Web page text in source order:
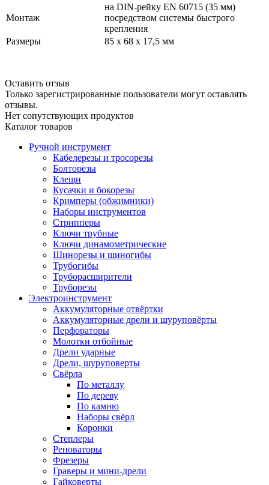
Монтаж
на DIN-рейку EN 60715 (35 мм)
посредством системы быстрого
крепления
Размеры
85 x 68 x 17,5 мм
Оставить отзыв
Только зарегистрированные пользователи могут оставлять
отзывы.
Нет сопутствующих продуктов
Каталог товаров
Ручной инструмент
Кабелерезы и тросорезы
Болторезы
Клещи
Кусачки и бокорезы
Кримперы (обжимники)
Наборы инструментов
Стрипперы
Ключи трубные
Ключи динамометрические
Шинорезы и шиногибы
Трубогибы
Труборасширители
Труборезы
Электроинструмент
Аккумуляторные отвёртки
Аккумуляторные дрели и шуруповёрты
Перфораторы
Молотки отбойные
Дрели ударные
Дрели, шуруповерты
Свёрла
По металлу
По дереву
По камню
Наборы свёрл
Коронки
Степлеры
Реноваторы
Фрезеры
Граверы и мини-дрели
Гайковерты